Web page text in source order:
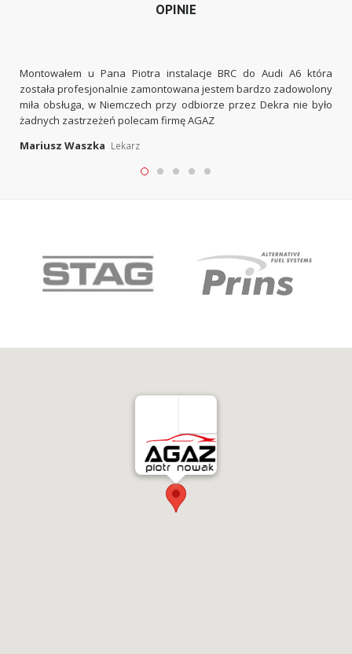
OPINIE
Montowałem u Pana Piotra instalacje BRC do Audi A6 która
została profesjonalnie zamontowana jestem bardzo zadowolony
miła obsługa, w Niemczech przy odbiorze przez Dekra nie było
żadnych zastrzeżeń polecam firmę AGAZ
Mariusz Waszka Lekarz